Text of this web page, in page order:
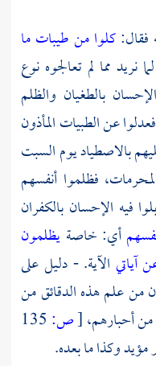
فقال:كلوا من طيبات ما
نريد مما لم تعالجوه نوع
بالطغيان والظلم
عن الطبيات المأذون
بالاصطياد يوم السبت
فظلموا أنفسهم
فيه الإحسان بالكفران
أي: خاصة يظلمون
الآية. - دليل على
علم هذه الدقائق من
أحبارهم،[ص: 135
وكذا ما بعده.